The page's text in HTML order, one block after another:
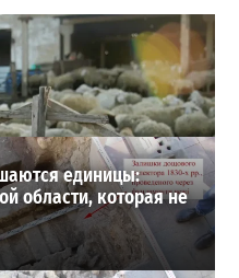
сколько придется
единицы:
области, которая не